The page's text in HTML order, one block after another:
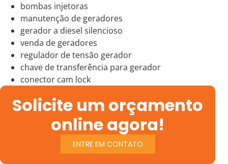
bombas injetoras
manutenção de geradores
gerador a diesel silencioso
venda de geradores
regulador de tensão gerador
chave de transferência para gerador
conector cam lock
Solicite um orçamento
online agora!
ENTRE EM CONTATO